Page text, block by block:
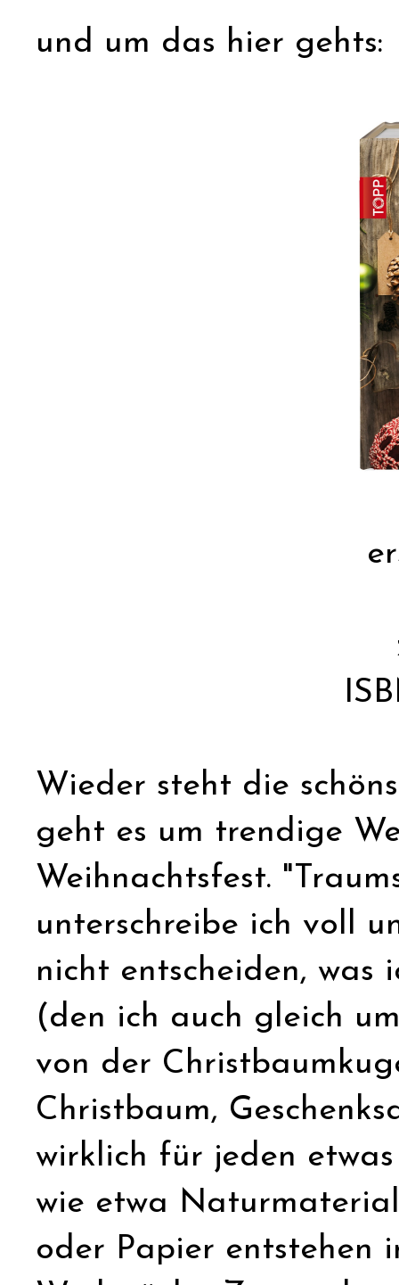
und um das hier gehts:
Wieder steht die
geht es um trendige
Weihnachtsfest.
unterschreibe ich voll
nicht entscheiden, was
(den ich auch gleich
von der
Christbaum,
wirklich für jeden
wie etwa
oder Papier entstehen